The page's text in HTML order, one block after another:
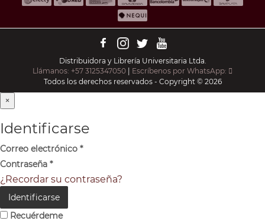
Distribuidora y Librería Universitaria Ltda.
Llámanos: +57 3125347050 | Escríbenos por WhatsApp:
Todos los derechos reservados - Copyright © 2026
×
Identificarse
Correo electrónico *
Contraseña *
¿Recordar su contraseña?
Identificarse
Recuérdeme